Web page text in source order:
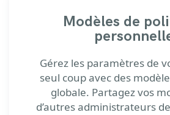
Modèles de
Gérez les paramètres de
seul coup avec des
globale. Partagez vos
d’autres administrateurs